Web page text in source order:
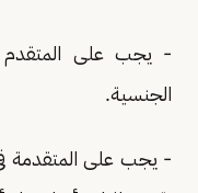
- يجب على
الجنسية.
- يجب على المتقدمة